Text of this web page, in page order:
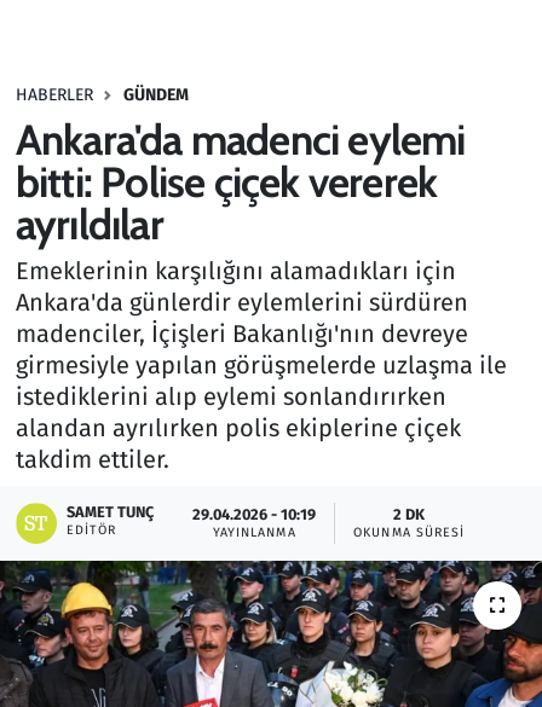
HABERLER GÜNDEM
Ankara'da madenci eylemi
bitti: Polise çiçek vererek
ayrıldılar
Emeklerinin karşılığını alamadıkları için
Ankara'da günlerdir eylemlerini sürdüren
madenciler, İçişleri Bakanlığı'nın devreye
girmesiyle yapılan görüşmelerde uzlaşma ile
istediklerini alıp eylemi sonlandırırken
alandan ayrılırken polis ekiplerine çiçek
takdim ettiler.
SAMET TUNÇ
EDITÖR
29.04.2026 - 10:19
YAYINLANMA
2 DK
OKUNMA SÜRESI
Haber
Kültür Sanat
Kurumsal Haberler
Lezzet Durağı
Memur ve Kamu
Otomobil
Oyun
Ramazan
Resmi İlanlar
Rüya Tabirleri